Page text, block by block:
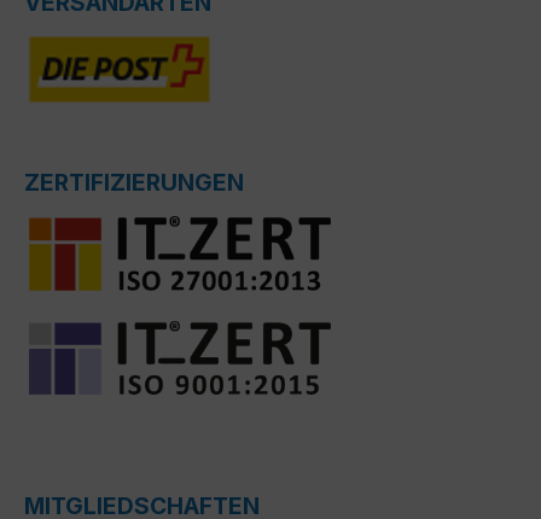
ZERTIFIZIERUNGEN
MITGLIEDSCHAFTEN